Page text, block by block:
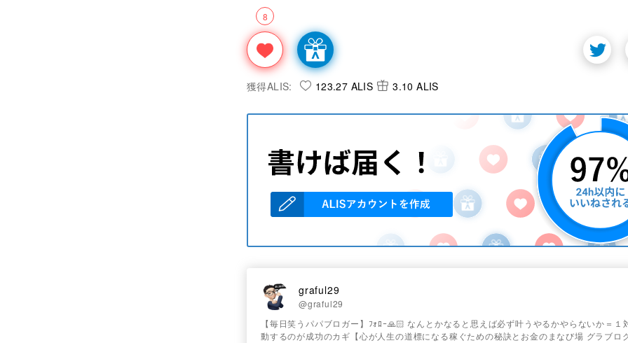
8
獲得ALIS: 123.27 ALIS 3.10 ALIS
graful29
@graful29
【毎日笑うパパブロガー】ﾌｫﾛｰ🙏🏻 なんとかなると思えば必ず叶うやるかやらないか＝１
動するのが成功のカギ【心が人生の道標になる稼ぐための秘訣とお金のまなび場 グラブロ